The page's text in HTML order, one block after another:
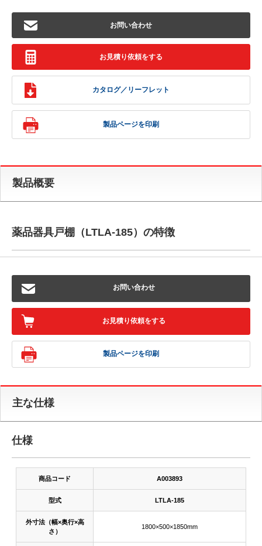
お問い合わせ
お見積り依頼をする
カタログ／リーフレット
製品ページを印刷
製品概要
薬品器具戸棚（LTLA-185）の特徴
お問い合わせ
お見積り依頼をする
製品ページを印刷
主な仕様
仕様
商品コード A003893
型式 LTLA-185
外寸法（幅×奥行×高
さ）
1800×500×1850mm